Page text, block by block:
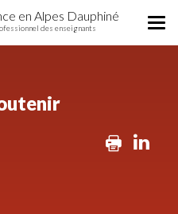
en Alpes Dauphiné
des enseignants
Print